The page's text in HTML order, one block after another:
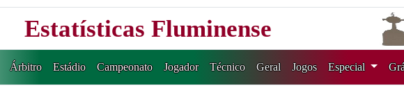
Estatísticas Fluminense
Árbitro Estádio Campeonato Jogador Técnico Geral Jogos Especial